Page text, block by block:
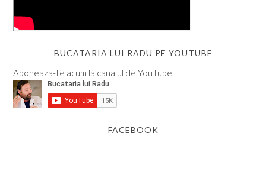
BUCATARIA LUI RADU PE YOUTUBE
Aboneaza-te acum la canalul de YouTube.
FACEBOOK